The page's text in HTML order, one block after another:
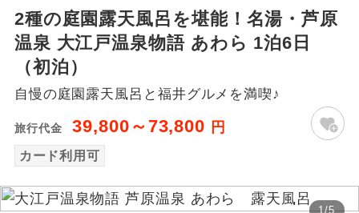
2種の庭園露天風呂を堪能！名湯・芦原
温泉 大江戸温泉物語 あわら 1泊6日
（初泊）
自慢の庭園露天風呂と福井グルメを満喫♪
旅行代金 39,800～73,800 円
カード利用可
1/5
現地添乗員同
行
現地到着空港（駅）から最終日出発空港
（駅）まで添乗員が同行します。
バスガイド乗
務
があります。
新コース 初登場のコースです。
然遺産を訪ねるコースです。